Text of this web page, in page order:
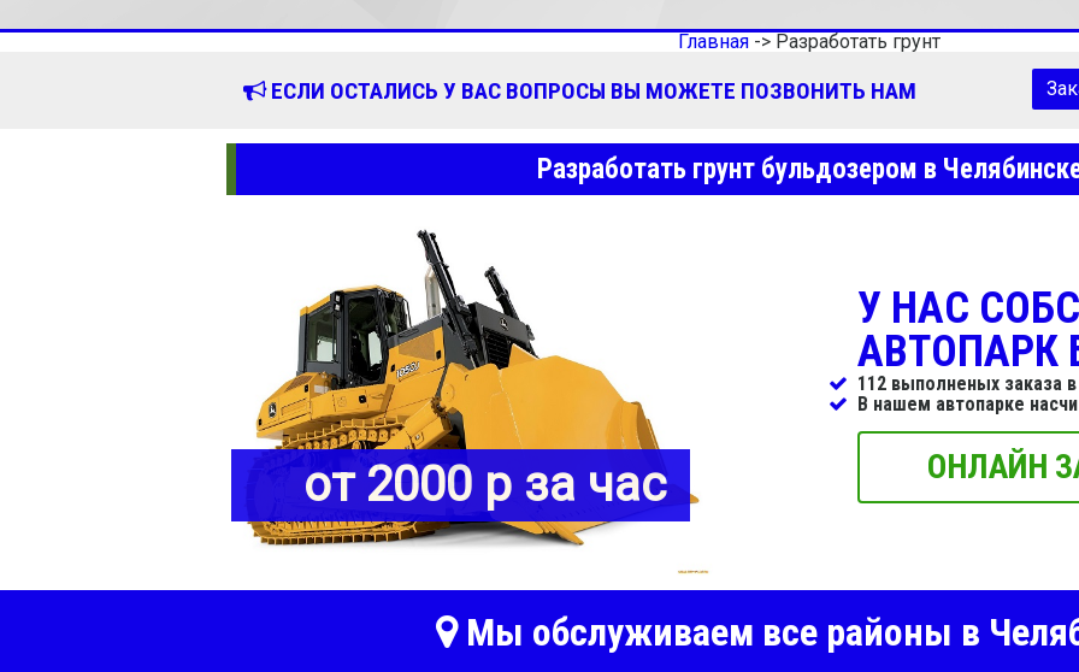
Главная -> Разработать грунт
ЕСЛИ ОСТАЛИСЬ У ВАС ВОПРОСЫ ВЫ МОЖЕТЕ ПОЗВОНИТЬ НАМ
Разработать грунт бульдозером в
от 2000 р за час
У НАС
АВТОПАРК
112 выполненых заказа
В нашем автопарке
ОНЛАЙН
Мы обслуживаем все районы в